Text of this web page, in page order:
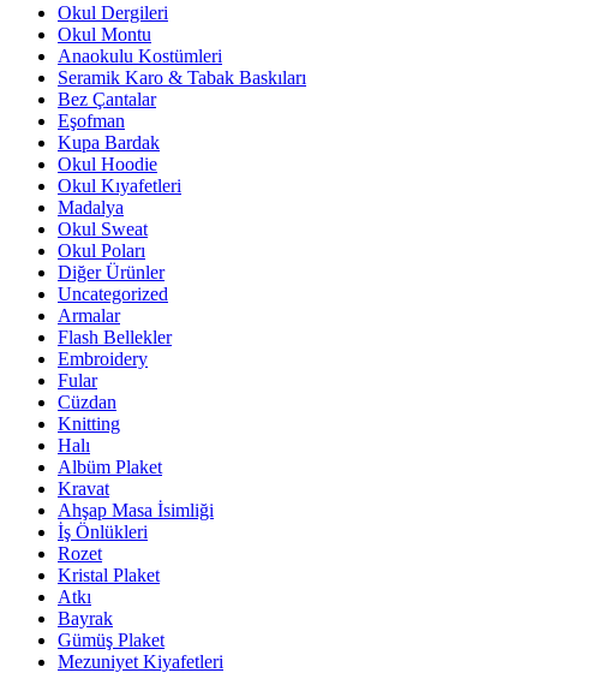
Okul Dergileri
Okul Montu
Anaokulu Kostümleri
Seramik Karo & Tabak Baskıları
Bez Çantalar
Eşofman
Kupa Bardak
Okul Hoodie
Okul Kıyafetleri
Madalya
Okul Sweat
Okul Poları
Diğer Ürünler
Uncategorized
Armalar
Flash Bellekler
Embroidery
Fular
Cüzdan
Knitting
Halı
Albüm Plaket
Kravat
Ahşap Masa İsimliği
İş Önlükleri
Rozet
Kristal Plaket
Atkı
Bayrak
Gümüş Plaket
Mezuniyet Kiyafetleri